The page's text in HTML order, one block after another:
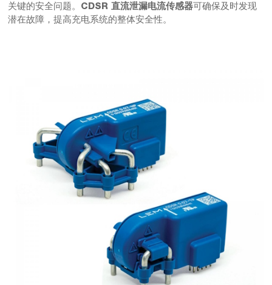
关键的安全问题。
CDSR 直流泄漏电流传感器可确保及时发现
潜在故障，提高充电系统的整体安全性。